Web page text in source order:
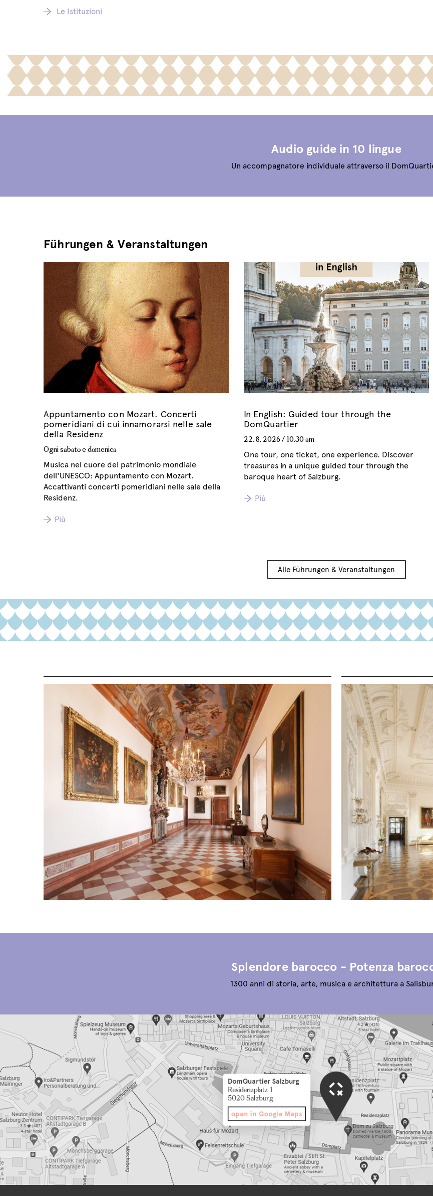
Le Istituzioni
Audio guide in 10 lingue
Un accompagnatore individuale attraverso il
Führungen & Veranstaltungen
Appuntamento con Mozart. Concerti
pomeridiani di cui innamorarsi nelle sale
della Residenz
Ogni sabato e domenica
Musica nel cuore del patrimonio mondiale
dell'UNESCO: Appuntamento con Mozart.
Accattivanti concerti pomeridiani nelle sale della
Residenz.
Più
In English: Guided tour through the
DomQuartier
22. 8. 2026/ 10.30 am
One tour, one ticket, one experience. Discover
treasures in a unique guided tour through the
baroque heart of Salzburg.
Più
Alle Führungen & Veranstaltungen
Splendore barocco - Potenza
1300 anni di storia, arte, musica e architettura a